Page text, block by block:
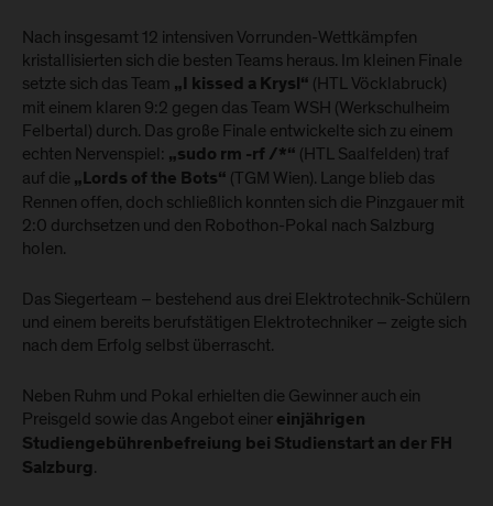
Nach insgesamt 12 intensiven Vorrunden-Wettkämpfen
kristallisierten sich die besten Teams heraus. Im kleinen Finale
setzte sich das Team „I kissed a Krysl“ (HTL Vöcklabruck)
mit einem klaren 9:2 gegen das Team WSH (Werkschulheim
Felbertal) durch. Das große Finale entwickelte sich zu einem
echten Nervenspiel: „sudo rm -rf /*“ (HTL Saalfelden) traf
auf die „Lords of the Bots“ (TGM Wien). Lange blieb das
Rennen offen, doch schließlich konnten sich die Pinzgauer mit
2:0 durchsetzen und den Robothon-Pokal nach Salzburg
holen.
Das Siegerteam – bestehend aus drei Elektrotechnik-Schülern
und einem bereits berufstätigen Elektrotechniker – zeigte sich
nach dem Erfolg selbst überrascht.
Neben Ruhm und Pokal erhielten die Gewinner auch ein
Preisgeld sowie das Angebot einer einjährigen
Studiengebührenbefreiung bei Studienstart an der FH
Salzburg.